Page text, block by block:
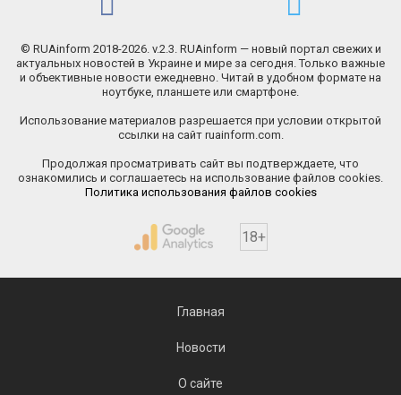
© RUAinform 2018-2026. v.2.3. RUAinform — новый портал свежих и
актуальных новостей в Украине и мире за сегодня. Только важные
и объективные новости ежедневно. Читай в удобном формате на
ноутбуке, планшете или смартфоне.
Использование материалов разрешается при условии открытой
ссылки на сайт ruainform.com.
Продолжая просматривать сайт вы подтверждаете, что
ознакомились и соглашаетесь на использование файлов cookies.
Политика использования файлов cookies
18+
Главная
Новости
О сайте